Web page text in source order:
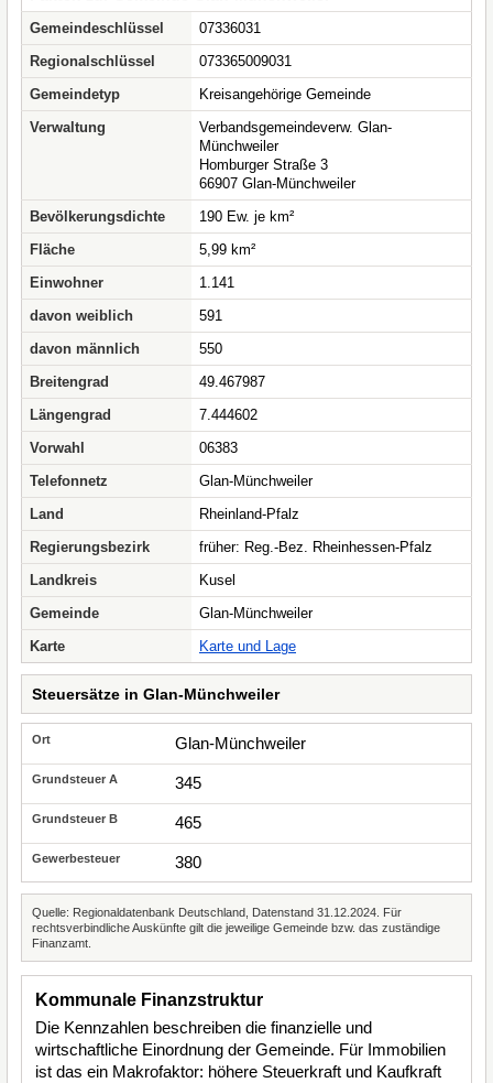
Gemeindeschlüssel
07336031
Regionalschlüssel
073365009031
Gemeindetyp
Kreisangehörige Gemeinde
Verwaltung
Verbandsgemeindeverw. Glan-
Münchweiler
Homburger Straße 3
66907 Glan-Münchweiler
Bevölkerungsdichte
190 Ew. je km²
Fläche
5,99 km²
Einwohner
1.141
davon weiblich
591
davon männlich
550
Breitengrad
49.467987
Längengrad
7.444602
Vorwahl
06383
Telefonnetz
Glan-Münchweiler
Land
Rheinland-Pfalz
Regierungsbezirk
früher: Reg.-Bez. Rheinhessen-Pfalz
Landkreis
Kusel
Gemeinde
Glan-Münchweiler
Karte
Karte und Lage
Steuersätze in Glan-Münchweiler
Glan-Münchweiler
345
465
380
Quelle: Regionaldatenbank Deutschland, Datenstand 31.12.2024. Für
rechtsverbindliche Auskünfte gilt die jeweilige Gemeinde bzw. das zuständige
Finanzamt.
Kommunale Finanzstruktur
Die Kennzahlen beschreiben die finanzielle und
wirtschaftliche Einordnung der Gemeinde. Für Immobilien
ist das ein Makrofaktor: höhere Steuerkraft und Kaufkraft